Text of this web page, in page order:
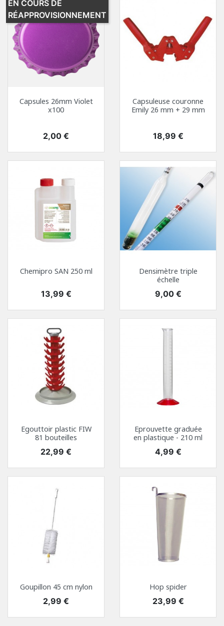
Capsules 26mm Violet
x100
Prix
2,00 €
EN COURS DE
RÉAPPROVISIONNEMENT
Capsuleuse couronne
Emily 26 mm + 29 mm
Prix
18,99 €
Chemipro SAN 250 ml
Prix
13,99 €
Densimètre triple
échelle
Prix
9,00 €
Egouttoir plastic FIW
81 bouteilles
Prix
22,99 €
Eprouvette graduée
en plastique - 210 ml
Prix
4,99 €
Goupillon 45 cm nylon
Prix
2,99 €
Hop spider
Prix
23,99 €